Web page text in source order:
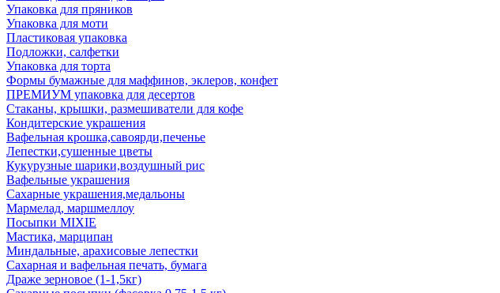
Упаковка для пряников
Упаковка для моти
Пластиковая упаковка
Подложки, салфетки
Упаковка для торта
Формы бумажные для маффинов, эклеров, конфет
ПРЕМИУМ упаковка для десертов
Стаканы, крышки, размешиватели для кофе
Кондитерские украшения
Вафельная крошка,савоярди,печенье
Лепестки,сушенные цветы
Кукурузные шарики,воздушный рис
Вафельные украшения
Сахарные украшения,медальоны
Мармелад, маршмеллоу
Посыпки MIXIE
Мастика, марципан
Миндальные, арахисовые лепестки
Сахарная и вафельная печать, бумага
Драже зерновое (1-1,5кг)